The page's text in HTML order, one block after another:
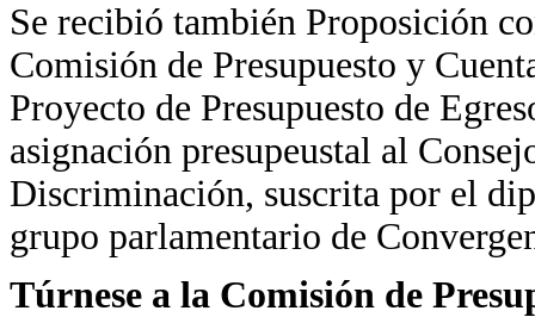
Se recibió también Proposición
Comisión de Presupuesto y
Proyecto de Presupuesto de
asignación presupeustal al
Discriminación, suscrita por el
grupo parlamentario de
Túrnese a la Comisión de